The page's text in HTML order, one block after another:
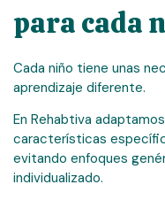
para cada
Cada niño tiene unas
aprendizaje diferente.
En Rehabtiva
características
evitando enfoques
individualizado.